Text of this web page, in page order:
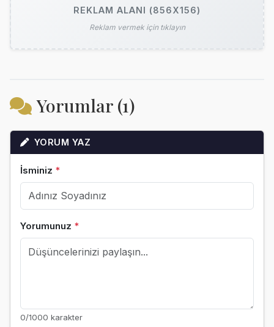
REKLAM ALANI (856X156)
Reklam vermek için tıklayın
Yorumlar (1)
YORUM YAZ
İsminiz *
Yorumunuz *
0/1000 karakter